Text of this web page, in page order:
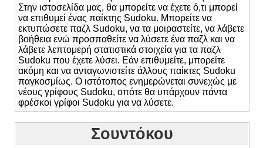
Στην ιστοσελίδα μας, θα μπορείτε να έχετε ό,τι μπορεί
να επιθυμεί ένας παίκτης Sudoku. Μπορείτε να
εκτυπώσετε παζλ Sudoku, να τα μοιραστείτε, να λάβετε
βοήθεια ενώ προσπαθείτε να λύσετε ένα παζλ και να
λάβετε λεπτομερή στατιστικά στοιχεία για τα παζλ
Sudoku που έχετε λύσει. Εάν επιθυμείτε, μπορείτε
ακόμη και να ανταγωνιστείτε άλλους παίκτες Sudoku
παγκοσμίως. Ο ιστότοπος ενημερώνεται συνεχώς με
νέους γρίφους Sudoku, οπότε θα υπάρχουν πάντα
φρέσκοι γρίφοι Sudoku για να λύσετε.
Σουντόκου